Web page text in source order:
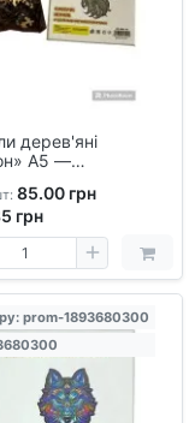
дерев'яні
А5 —
подарунок
85.00 грн
грн
prom-1893680300